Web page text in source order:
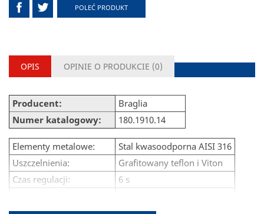
POLEĆ PRODUKT
OPIS OPINIE O PRODUKCIE (0)
Producent:
Braglia
Numer katalogowy:
180.1910.14
Elementy metalowe:
Stal kwasoodporna AISI 316
Uszczelnienia:
Grafitowany teflon i Viton
Czas regulacji:
6 s